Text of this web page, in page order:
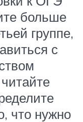
больше
группе,
с
что нужно